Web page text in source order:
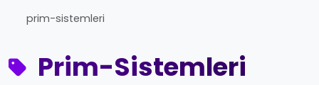
prim-sistemleri
Prim-Sistemleri